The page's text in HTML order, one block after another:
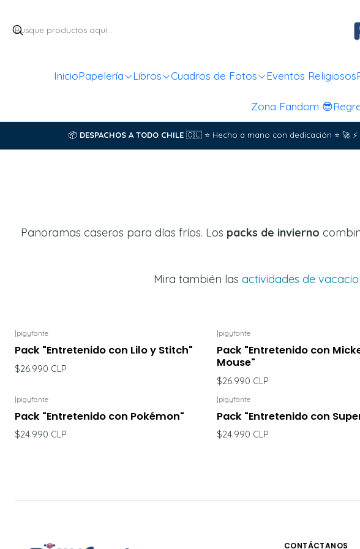
InicioPapelería Libros Cuadros de Fotos Eventos Religiosos
Zona Fandom 😎
📦 DESPACHOS A TODO CHILE 🇨🇱 ⭐ Hecho a mano con dedicación ⭐ 🚀 ⚡
Panoramas caseros para días fríos. Los packs de invierno
Mira también las actividades de
pigyfante
Pack "Entretenido con Lilo y Stitch"
$26.990 CLP
pigyfante
Pack "Entretenido con
Mouse"
$26.990 CLP
|pigyfante
Pack "Entretenido con Pokémon"
$24.990 CLP
|pigyfante
Pack "Entretenido con
$24.990 CLP
CONTÁCTANOS